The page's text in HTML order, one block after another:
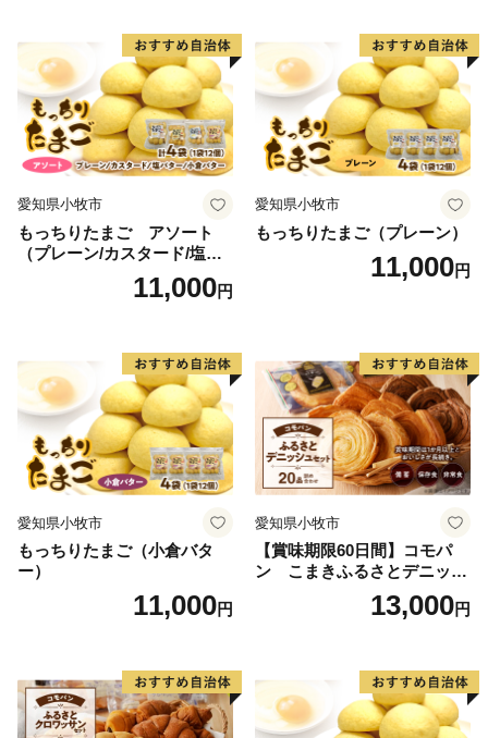
愛知県小牧市
もっちりたまご アソート
（プレーン/カスタード/塩バ
ター/小倉バター）11,000円
愛知県小牧市
もっちりたまご（プレーン）
11,000円
愛知県小牧市
もっちりたまご（小倉バタ
ー）
11,000円
愛知県小牧市
【賞味期限60日間】コモパ
ン こまきふるさとデニッシ
ュセット（20個入り）／災害
用備蓄 保存食 非常食 防災グ
13,000円